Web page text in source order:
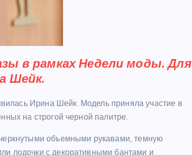
в рамках Недели моды. Для
Шейк.
Ирина Шейк. Модель приняла участие в
на строгой черной палитре.
объемными рукавами, темную
лодочки с декоративными бантами и